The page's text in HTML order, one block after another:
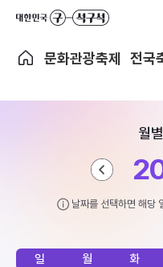
문화관광축제 전국
월
날짜를 선택하면 해당
일 월 화